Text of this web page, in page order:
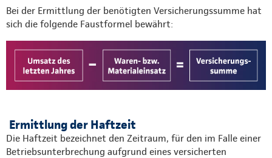
Bei der Ermittlung der benötigten Versicherungssumme hat
sich die folgende Faustformel bewährt:
Ermittlung der Haftzeit
Die Haftzeit bezeichnet den Zeitraum, für den im Falle einer
Betriebsunterbrechung aufgrund eines versicherten